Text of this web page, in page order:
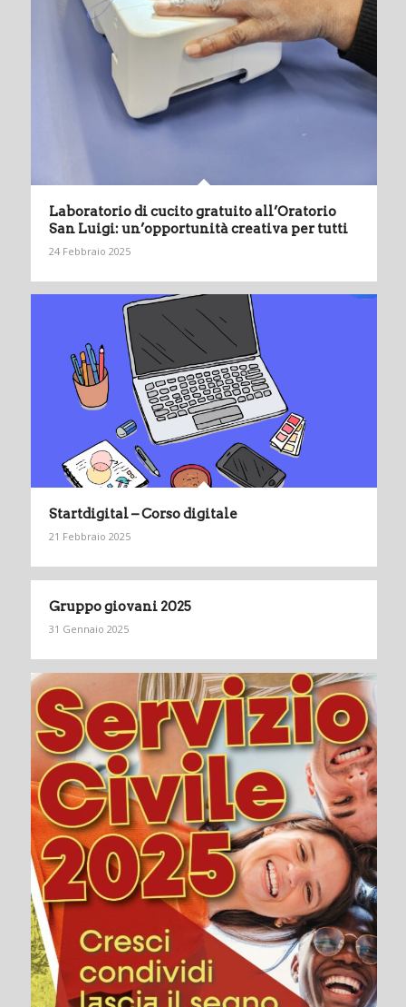
Laboratorio di cucito gratuito all’Oratorio
San Luigi: un’opportunità creativa per tutti
24 Febbraio 2025
Startdigital – Corso digitale
21 Febbraio 2025
Gruppo giovani 2025
31 Gennaio 2025